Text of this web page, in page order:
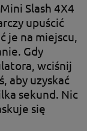
Slash 4X4
upuścić
je na miejscu,
Gdy
wciśnij
aby uzyskać
sekund. Nic
się